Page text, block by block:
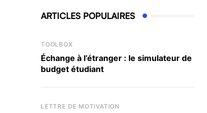
ARTICLES POPULAIRES
TOOLBOX
Échange à l’étranger : le simulateur de
budget étudiant
LETTRE DE MOTIVATION